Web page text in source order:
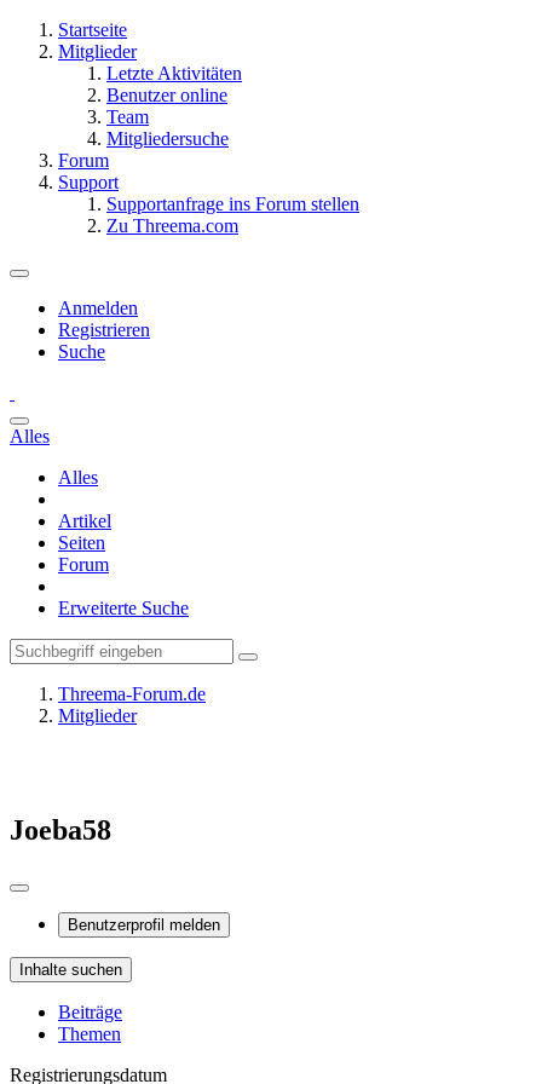
Startseite
Mitglieder
Letzte Aktivitäten
Benutzer online
Team
Mitgliedersuche
Forum
Support
Supportanfrage ins Forum stellen
Zu Threema.com
Anmelden
Registrieren
Suche
Alles
Alles
Artikel
Seiten
Forum
Erweiterte Suche
Threema-Forum.de
Mitglieder
Joeba58
Benutzerprofil melden
Inhalte suchen
Beiträge
Themen
Registrierungsdatum